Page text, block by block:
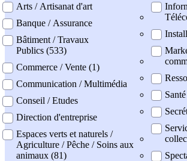
Arts / Artisanat d'art
Banque / Assurance
Bâtiment / Travaux
Publics (533)
Commerce / Vente (1)
Communication / Multimédia
Conseil / Etudes
Direction d'entreprise
Espaces verts et naturels /
Agriculture / Pêche / Soins aux
animaux (81)
Santé